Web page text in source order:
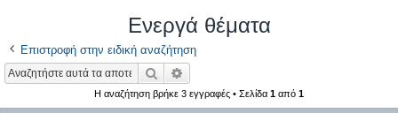
Ενεργά θέματα
Επιστροφή στην ειδική αναζήτηση
Αναζήτηση
Η αναζήτηση βρήκε 3 εγγραφές • Σελίδα 1 από 1